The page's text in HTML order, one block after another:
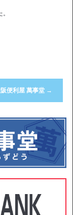
便利屋 萬事堂 →